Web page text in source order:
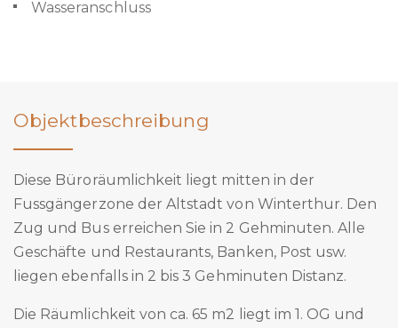
Wasseranschluss
Objektbeschreibung
Diese Büroräumlichkeit liegt mitten in der
Fussgängerzone der Altstadt von Winterthur. Den
Zug und Bus erreichen Sie in 2 Gehminuten. Alle
Geschäfte und Restaurants, Banken, Post usw.
liegen ebenfalls in 2 bis 3 Gehminuten Distanz.
Die Räumlichkeit von ca. 65 m2 liegt im 1. OG und